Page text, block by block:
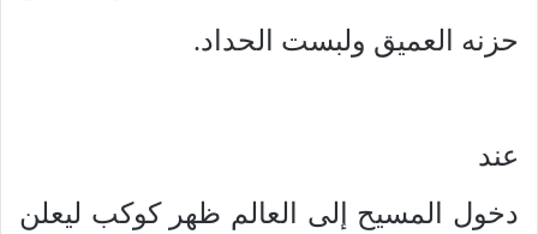
حزنه العميق ولبست الحداد.
عند
دخول المسيح إلى العالم ظهر كوكب ليعلن